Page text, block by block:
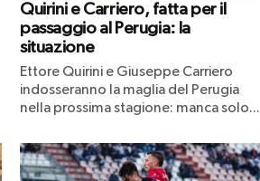
Quirini e Carriero, fatta per il
passaggio al Perugia: la
situazione
Ettore Quirini e Giuseppe Carriero
indosseranno la maglia del Perugia
nella prossima stagione: manca solo...